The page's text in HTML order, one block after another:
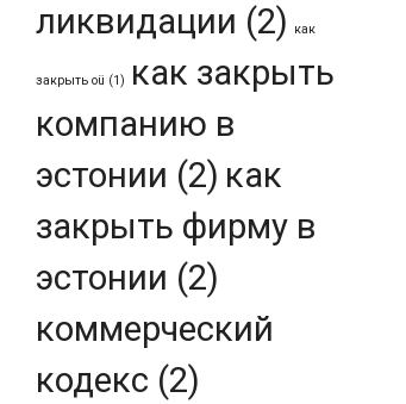
ликвидации (2) как
закрыть oü (1)
как закрыть
компанию в
эстонии (2) как
закрыть фирму в
эстонии (2)
коммерческий
кодекс (2)